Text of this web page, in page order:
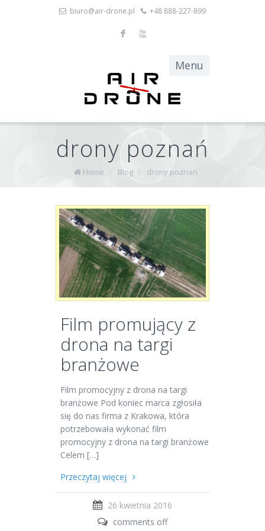
biuro@air-drone.pl +48 888-227-899
F X
drony poznań
Home / Blog / drony poznań
Film promujący z
drona na targi
branżowe
Film promocyjny z drona na targi
branżowe Pod koniec marca zgłosiła
się do nas firma z Krakowa, która
potrzebowała wykonać film
promocyjny z drona na targi branżowe.
Celem […]
Przeczytaj więcej
26 kwietnia 2016
comments off